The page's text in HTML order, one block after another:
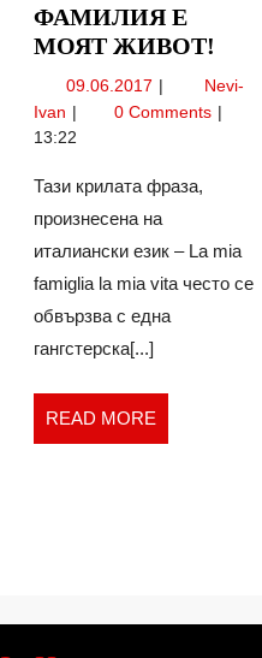
ФАМИЛИЯ Е
МОЯТ ЖИВОТ!
Е
09.06.2017 09.06.2017
Nevi-
Ivan Моята
фамилия
моят
0 Comments
13:22
Тази крилата фраза,
произнесена на
италиански език – La mia
famiglia la mia vita често се
обвързва с една
гангстерска[...]
READ MORE
MORE